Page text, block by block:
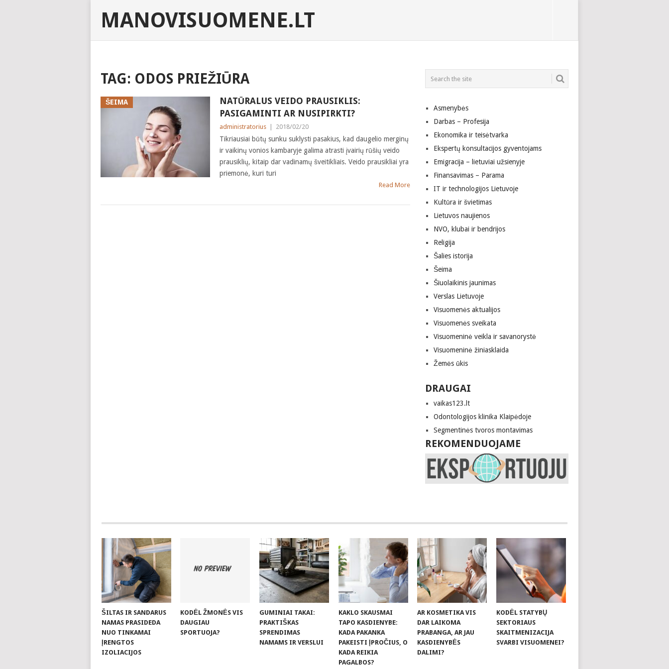
MANOVISUOMENE.LT
TAG: ODOS PRIEŽIŪRA
ŠEIMA
NATŪRALUS VEIDO PRAUSIKLIS:
PASIGAMINTI AR NUSIPIRKTI?
administratorius 2018/02/20
Tikriausiai būtų sunku suklysti pasakius, kad daugelio merginų
ir vaikinų vonios kambaryje galima atrasti įvairių rūšių veido
prausiklių, kitaip dar vadinamų šveitikliais. Veido prausikliai yra
priemonė, kuri turi
Read More
Asmenybės
Darbas – Profesija
Ekonomika ir teisėtvarka
Ekspertų konsultacijos gyventojams
Emigracija – lietuviai užsienyje
Finansavimas – Parama
IT ir technologijos Lietuvoje
Kultūra ir švietimas
Lietuvos naujienos
NVO, klubai ir bendrijos
Religija
Šalies istorija
Šeima
Šiuolaikinis jaunimas
Verslas Lietuvoje
Visuomenės aktualijos
Visuomenės sveikata
Visuomeninė veikla ir savanorystė
Visuomeninė žiniasklaida
Žemės ūkis
DRAUGAI
vaikas123.lt
Odontologijos klinika Klaipėdoje
Segmentinės tvoros montavimas
REKOMENDUOJAME
ŠILTAS IR SANDARUS
NAMAS PRASIDEDA
NUO TINKAMAI
ĮRENGTOS
IZOLIACIJOS
KODĖL ŽMONĖS VIS
DAUGIAU
SPORTUOJA?
GUMINIAI TAKAI:
PRAKTIŠKAS
SPRENDIMAS
NAMAMS IR VERSLUI
KAKLO SKAUSMAI
TAPO KASDIENYBE:
KADA PAKANKA
PAKEISTI ĮPROČIUS, O
KADA REIKIA
PAGALBOS?
AR KOSMETIKA VIS
DAR LAIKOMA
PRABANGA, AR JAU
KASDIENYBĖS
DALIMI?
KODĖL STATYBŲ
SEKTORIAUS
SKAITMENIZACIJA
SVARBI VISUOMENEI?